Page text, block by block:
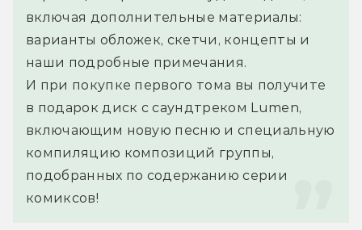
включая дополнительные материалы:
варианты обложек, скетчи, концепты и
наши подробные примечания.
И при покупке первого тома вы получите
в подарок диск с саундтреком Lumen,
включающим новую песню и специальную
компиляцию композиций группы,
подобранных по содержанию серии
комиксов!